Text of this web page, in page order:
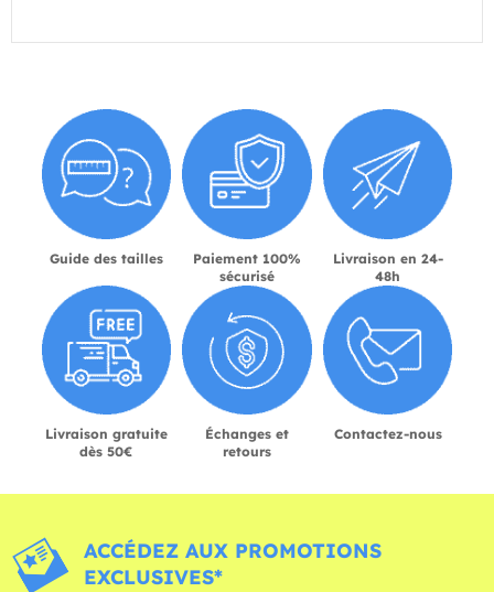
Guide des tailles
Paiement 100%
sécurisé
Livraison en 24-
48h
Livraison gratuite
dès 50€
Échanges et
retours
Contactez-nous
ACCÉDEZ AUX PROMOTIONS
EXCLUSIVES*